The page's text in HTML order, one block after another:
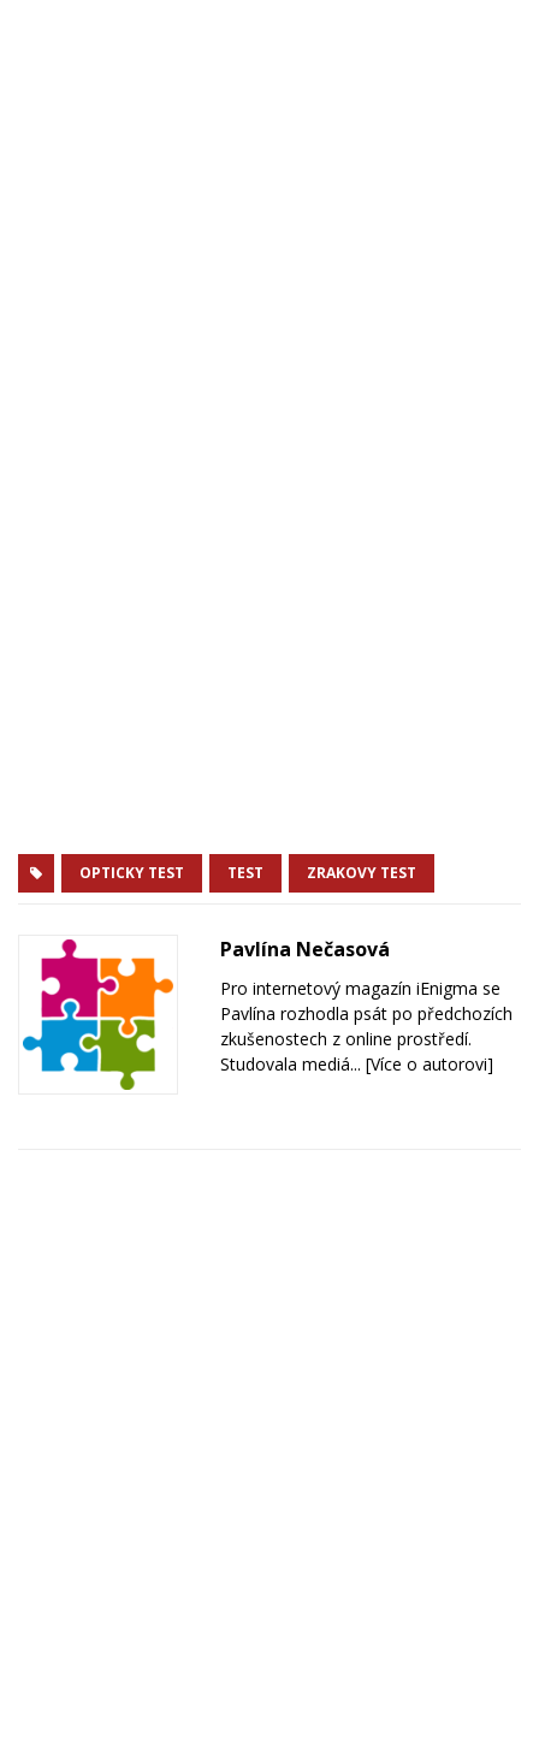
OPTICKY TEST TEST ZRAKOVY TEST
Pavlína Nečasová
Pro internetový magazín iEnigma se
Pavlína rozhodla psát po předchozích
zkušenostech z online prostředí.
Studovala mediá... [Více o autorovi]